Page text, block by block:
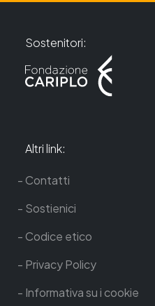
Sostenitori:
Altri link:
Contatti
Sostienici
Codice etico
Privacy Policy
Informativa su i cookie